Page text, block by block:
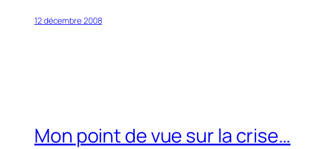
12 décembre 2008
Mon point de vue sur la crise…